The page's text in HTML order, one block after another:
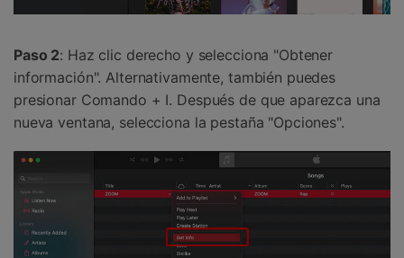
Paso 2: Haz clic derecho y selecciona "Obtener
información". Alternativamente, también puedes
presionar Comando + I. Después de que aparezca una
nueva ventana, selecciona la pestaña "Opciones".